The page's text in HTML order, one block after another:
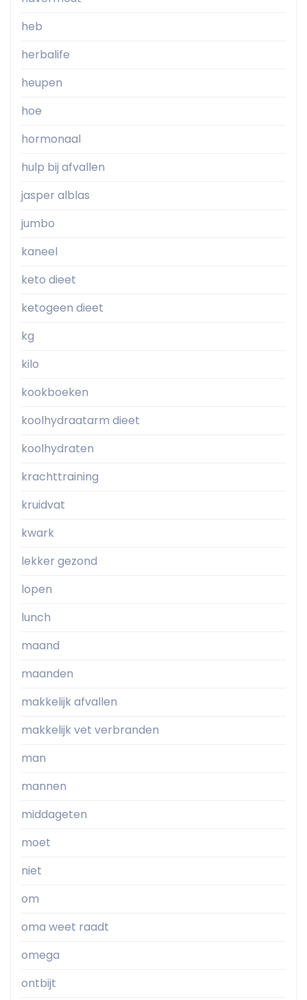
heb
herbalife
heupen
hoe
hormonaal
hulp bij afvallen
jasper alblas
jumbo
kaneel
keto dieet
ketogeen dieet
kg
kilo
kookboeken
koolhydraatarm dieet
koolhydraten
krachttraining
kruidvat
kwark
lekker gezond
lopen
lunch
maand
maanden
makkelijk afvallen
makkelijk vet verbranden
man
mannen
middageten
moet
niet
om
oma weet raadt
omega
ontbijt